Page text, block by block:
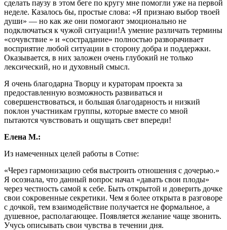
сделать паузу в этом беге по кругу мне помогли уже на первой
неделе. Казалось бы, простые слова: «Я признаю выбор твоей
души» — но как же они помогают эмоционально не
подключаться к чужой ситуации!А умение различать термины
«сочувствие » и «сострадание» полностью разворачивает
восприятие любой ситуации в сторону добра и поддержки.
Оказывается, в них заложен очень глубокий не только
лексический, но и духовный смысл.
Я очень благодарна Творцу и кураторам проекта за
предоставленную возможность развиваться и
совершенствоваться, и большая благодарность и низкий
поклон участникам группы, которые вместе со мной
пытаются чувствовать и ощущать свет впереди!
Елена М.:
Из намеченных целей работы в Сотне:
«Через гармонизацию себя выстроить отношения с дочерью.»
Я осознала, что данный вопрос начал «давать свои плоды»
через честность самой к себе. Быть открытой и доверить дочке
свои сокровенные секретики. Чем я более открыта в разговоре
с дочкой, тем взаимодействие получается не формальное, а
душевное, располагающее. Появляется желание чаще звонить.
Учусь описывать свои чувства в течении дня.